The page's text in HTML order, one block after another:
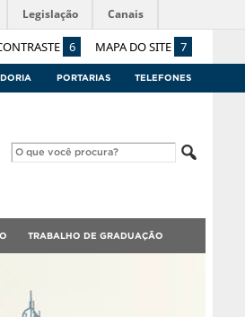
6 MAPA DO SITE 7
Legislação Canais
PORTARIAS TELEFONES
TRABALHO DE GRADUAÇÃO